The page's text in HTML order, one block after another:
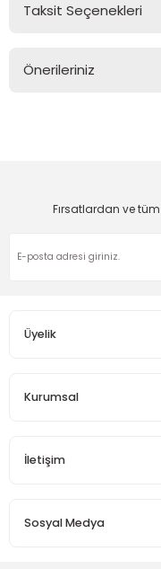
Bu
Taksit Seçenekleri
Önerileriniz
Ürün resmi kalitesiz,
Ürün bilgilerinde
Fırsatlardan ve
Üyelik
Kurumsal
İletişim
Sosyal Medya